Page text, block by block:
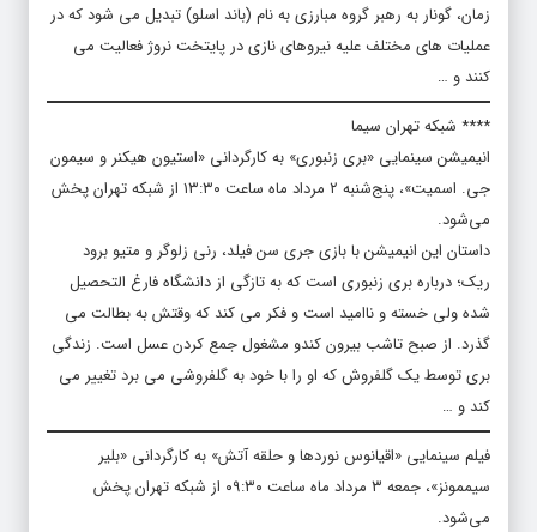
زمان، گونار به رهبر گروه مبارزی به نام (باند اسلو) تبدیل می شود که در
عملیات های مختلف علیه نیروهای نازی در پایتخت نروژ فعالیت می
کنند و …
**** شبکه تهران سیما
انیمیشن سینمایی «بری زنبوری» به کارگردانی «استیون هیکنر و سیمون
جی. اسمیت»، پنج‌شنبه ۲ مرداد ماه ساعت ۱۳:۳۰ از شبکه تهران پخش
می‌شود.
داستان این انیمیشن با بازی جری سن فیلد، رنی زلوگر و متیو برود
ریک؛ درباره بری زنبوری است که به تازگی از دانشگاه فارغ التحصیل
شده ولی خسته و ناامید است و فکر می کند که وقتش به بطالت می
گذرد. از صبح تاشب بیرون کندو مشغول جمع کردن عسل است. زندگی
بری توسط یک گلفروش که او را با خود به گلفروشی می برد تغییر می
کند و …
فیلم سینمایی «اقیانوس نوردها و حلقه آتش» به کارگردانی «بلیر
سیممونز»، جمعه ۳ مرداد ماه ساعت ۰۹:۳۰ از شبکه تهران پخش
می‌شود.